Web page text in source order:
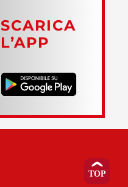
SCARICA
L’APP